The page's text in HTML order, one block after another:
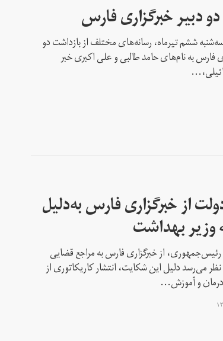
دبیر خبرگزاری فارس
ششم تیرماه، رسانه‌های مختلف از بازداشت دو
فارس به‌ نام‌های حامد طالبی و علی اکبری خبر
از خبرگزاری فارس به‌دلیل
وزیر بهداشت
از خبرگزاری فارس به مراجع قضایی
می‌رسد دلیل این شکایت، انتشار کاریکاتوری از
و آموزش...